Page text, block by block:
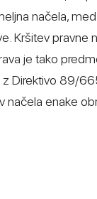
načela,
Kršitev pravne
je tako
Direktivo 89/
načela enake